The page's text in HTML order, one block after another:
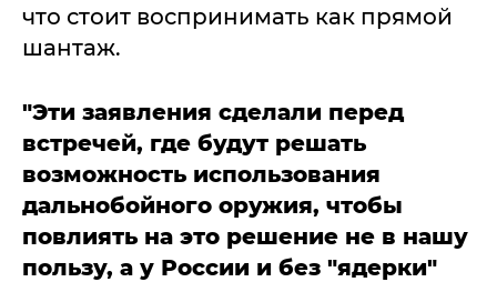
что стоит воспринимать как прямой
шантаж.
"Эти заявления сделали перед
встречей, где будут решать
возможность использования
дальнобойного оружия, чтобы
повлиять на это решение не в нашу
пользу, а у России и без "ядерки"